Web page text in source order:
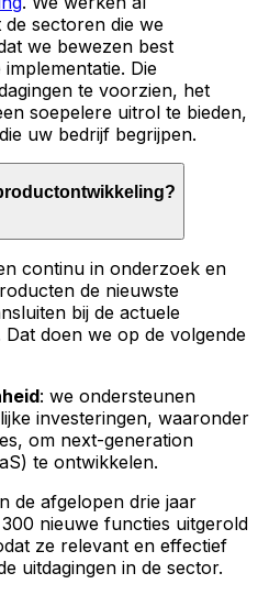
de sectoren die we
we bewezen best
Die
te voorzien, het
soepelere uitrol te bieden,
uw bedrijf begrijpen.
continu in onderzoek en
de nieuwste
bij de actuele
doen we op de volgende
: we ondersteunen
investeringen, waaronder
om next-generation
te ontwikkelen.
de afgelopen drie jaar
nieuwe functies uitgerold
ze relevant en effectief
uitdagingen in de sector.